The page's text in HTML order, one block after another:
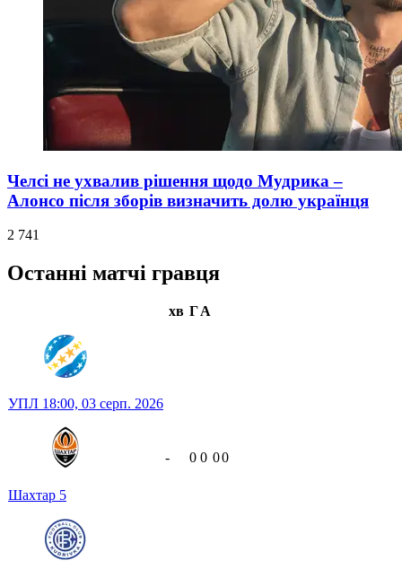
Челсі не ухвалив рішення щодо Мудрика –
Алонсо після зборів визначить долю українця
2 741
Останні матчі гравця
хв ГА
УПЛ 18:00, 03 серп. 2026
Шахтар 5
- 0 0 00